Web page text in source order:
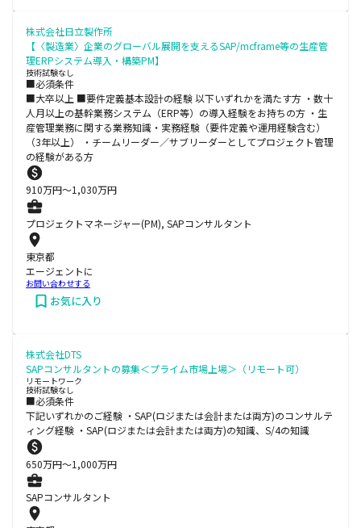
株式会社日立製作所
【〈製造業〉企業のグローバル展開を支えるSAP/mcframe等の生産管
理ERPシステム導入・構築PM】
技術試験なし
■必須条件
■大卒以上 ■要件定義基本設計の経験 以下いずれかを満たす方 ・数十
人月以上の基幹業務システム（ERP等）の導入経験をお持ちの方 ・生
産管理業務に関する業務知識・実務経験（要件定義や運用経験含む）
（3年以上） ・チームリーダー／サブリーダーとしてプロジェクト管理
の経験がある方
910万円〜1,030万円
プロジェクトマネージャー(PM), SAPコンサルタント
東京都
エージェントに
お問い合わせする
お気に入り
株式会社DTS
SAPコンサルタントの募集＜プライム市場上場＞（リモート可）
リモートワーク
技術試験なし
■必須条件
下記いずれかのご経験 ・SAP(ロジまたは会計または両方)のコンサルテ
ィング経験 ・SAP(ロジまたは会計または両方)の知識、S/4の知識
650万円〜1,000万円
SAPコンサルタント